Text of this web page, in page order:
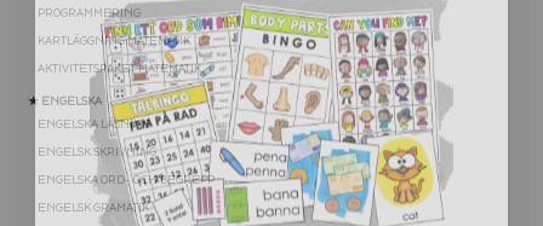
PROGRAMMERING
KARTLÄGGNING MATEMATIK
AKTIVITETSPAKET MATEMATIK
★ ENGELSKA
ENGELSKA LÄSNING
ENGELSK SKRIVNING
ENGELSKA ORD- OCH BEGREPP
ENGELSK GRAMATIK